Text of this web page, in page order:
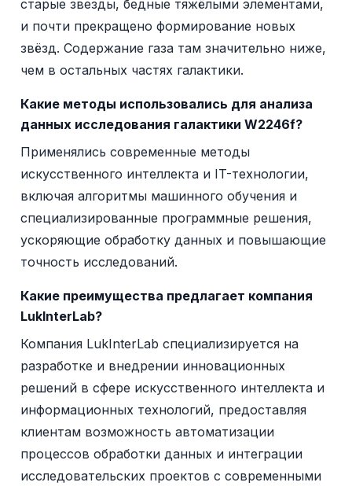
старые звезды, бедные тяжёлыми элементами,
и почти прекращено формирование новых
звёзд. Содержание газа там значительно ниже,
чем в остальных частях галактики.
Какие методы использовались для анализа
данных исследования галактики W2246f?
Применялись современные методы
искусственного интеллекта и IT-технологии,
включая алгоритмы машинного обучения и
специализированные программные решения,
ускоряющие обработку данных и повышающие
точность исследований.
Какие преимущества предлагает компания
LukInterLab?
Компания LukInterLab специализируется на
разработке и внедрении инновационных
решений в сфере искусственного интеллекта и
информационных технологий, предоставляя
клиентам возможность автоматизации
процессов обработки данных и интеграции
исследовательских проектов с современными